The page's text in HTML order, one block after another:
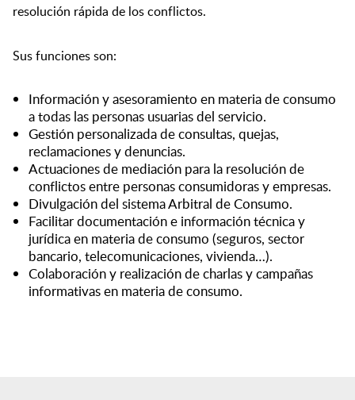
resolución rápida de los conflictos.
Sus funciones son:
Información y asesoramiento en materia de consumo
a todas las personas usuarias del servicio.
Gestión personalizada de consultas, quejas,
reclamaciones y denuncias.
Actuaciones de mediación para la resolución de
conflictos entre personas consumidoras y empresas.
Divulgación del sistema Arbitral de Consumo.
Facilitar documentación e información técnica y
jurídica en materia de consumo (seguros, sector
bancario, telecomunicaciones, vivienda…).
Colaboración y realización de charlas y campañas
informativas en materia de consumo.